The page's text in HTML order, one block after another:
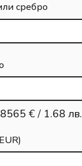
сребро
€ / 1.68 лв.